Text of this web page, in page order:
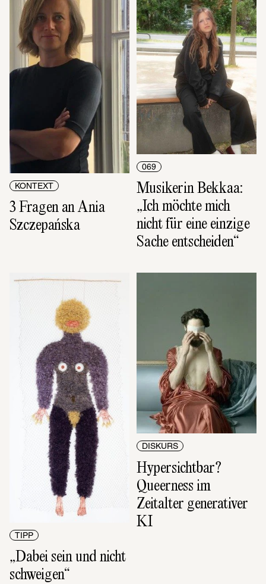
KONTEXT
3 Fragen an Ania
Szczepańska
069
Musikerin Bekkaa:
„Ich möchte mich
nicht für eine einzige
Sache entscheiden“
TIPP
„Dabei sein und nicht
schweigen“
DISKURS
Hypersichtbar?
Queerness im
Zeitalter generativer
KI